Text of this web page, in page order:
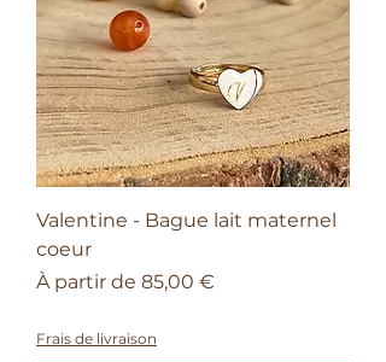
Valentine - Bague lait maternel
coeur
À partir de 85,00 €
Prix promotionnel
Frais de livraison